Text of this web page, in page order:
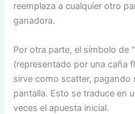
reemplaza a cualquier otro
ganadora.
Por otra parte, el símbolo de
(representado por una caña
sirve como scatter, pagando
pantalla. Esto se traduce en
veces el apuesta inicial.